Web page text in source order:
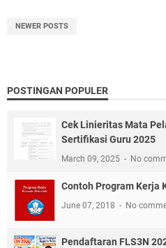
NEWER POSTS
POSTINGAN POPULER
Cek Linieritas Mata
Sertifikasi Guru 2025
March 09, 2025 No
Contoh Program Kerja
June 07, 2018 No
Pendaftaran FLS3N